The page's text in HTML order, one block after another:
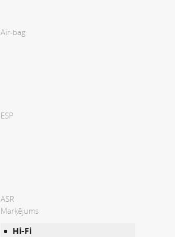
Air-bag
ESP
ASR
Marķējums
Hi-Fi